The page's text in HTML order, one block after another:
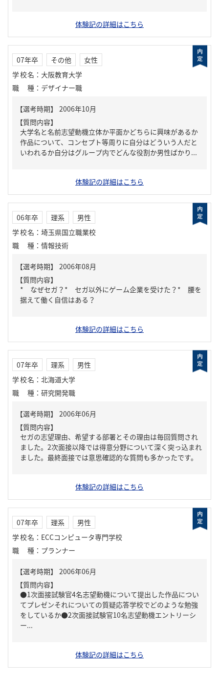
体験記の詳細はこちら
07年卒 その他
女性
学校名 ： 大阪教育大学
職種 ： デザイナー職
【質問内容】
大学名と名前志望動機立体か平面かどちらに興味があるか
作品について、コンセプト等周りに自分はどういう人だと
いわれるか自分はグループ内でどんな役割か男性ばかり...
体験記の詳細はこちら
06年卒 理系
男性
学校名 ： 埼玉県国立職業校
職種 ： 情報技術
【質問内容】
* なぜセガ？* セガ以外にゲーム企業を受けた？* 腰を
据えて働く自信はある？
体験記の詳細はこちら
07年卒 理系
男性
学校名 ： 北海道大学
職種 ： 研究開発職
【質問内容】
セガの志望理由、希望する部署とその理由は毎回質問され
ました。2次面接以降では得意分野について深く突っ込まれ
ました。最終面接では意思確認的な質問も多かったです。
体験記の詳細はこちら
07年卒 理系
男性
学校名 ： ECCコンピュータ専門学校
職種 ： プランナー
【質問内容】
●1次面接試験官4名志望動機について提出した作品につい
てプレゼンそれについての質疑応答学校でどのような勉強
をしているか●2次面接試験官10名志望動機エントリーシ
ー...
体験記の詳細はこちら